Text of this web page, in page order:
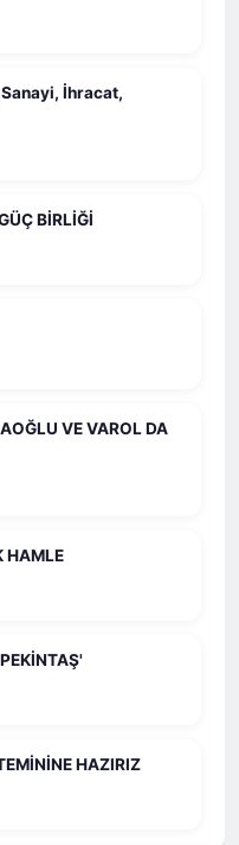
İhracat,
BİRLİĞİ
VE VAROL DA
HAMLE
HAZIRIZ